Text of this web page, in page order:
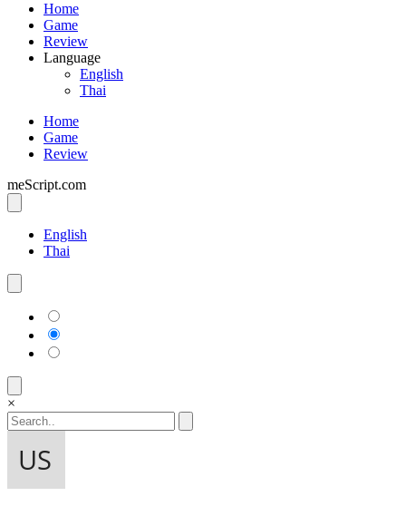
Home
Game
Review
Language
English
Thai
Home
Game
Review
meScript.com
English
Thai
×